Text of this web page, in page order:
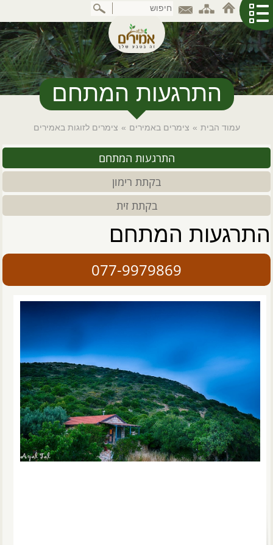
לתוכן
המרכזי
התרגעות המתחם
עמוד הבית » צימרים באמירים » צימרים לזוגות באמירים
התרגעות המתחם
בקתת רימון
בקתת זית
התרגעות המתחם
077-9979869